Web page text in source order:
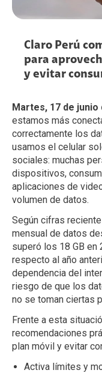
Claro Perú
para
y evitar
Martes, 17 de junio
estamos más
correctamente los
usamos el celular
sociales: muchas
dispositivos,
aplicaciones de
volumen de datos.
Según cifras
mensual de datos
superó los 18 GB en
respecto al año
dependencia del
riesgo de que los
no se toman ciertas
Frente a esta
recomendaciones
plan móvil y evitar
Activa límites y